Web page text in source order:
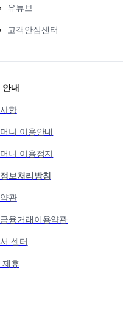
유튜브
고객안심센터
안내
항
니 이용안내
니 이용정지
보처리방침
관
융거래이용약관
센터
제휴